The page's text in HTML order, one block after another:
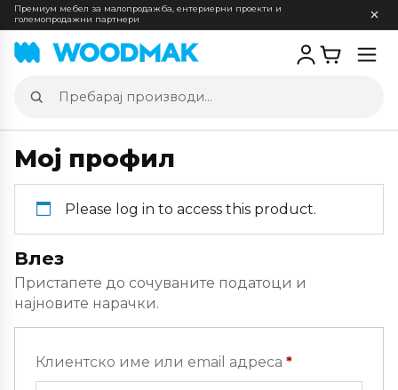
Премиум мебел за малопродажба, ентериерни проекти и
големопродажни партнери
Пребарај
производи
Мој профил
Please log in to access this product.
Влез
Пристапете до сочуваните податоци и
најновите нарачки.
Клиентско име или email адреса *